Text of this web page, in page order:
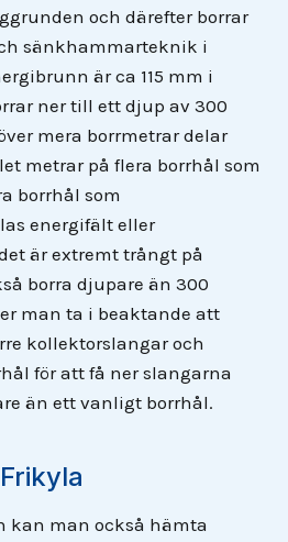
och därefter borrar
sänkhammarteknik i
är ca 115 mm i
ner till ett djup av 300
mera borrmetrar delar
metrar på flera borrhål som
borrhål som
energifält eller
är extremt trångt på
borra djupare än 300
man ta i beaktande att
kollektorslangar och
för att få ner slangarna
än ett vanligt borrhål.
Frikyla
kan man också hämta